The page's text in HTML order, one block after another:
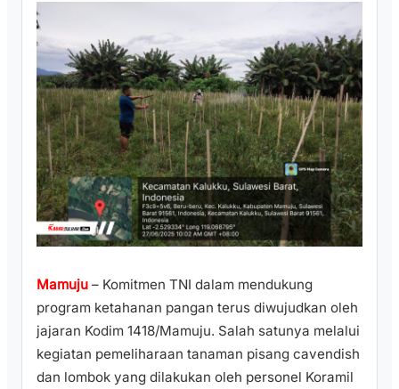
Mamuju – Komitmen TNI dalam mendukung
program ketahanan pangan terus diwujudkan oleh
jajaran Kodim 1418/Mamuju. Salah satunya melalui
kegiatan pemeliharaan tanaman pisang cavendish
dan lombok yang dilakukan oleh personel Koramil